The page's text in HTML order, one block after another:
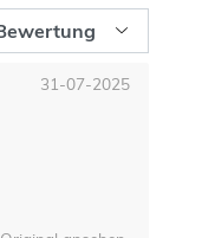
31-07-2025